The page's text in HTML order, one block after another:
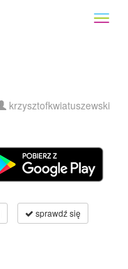
krzysztofkwiatuszewski
sprawdź się